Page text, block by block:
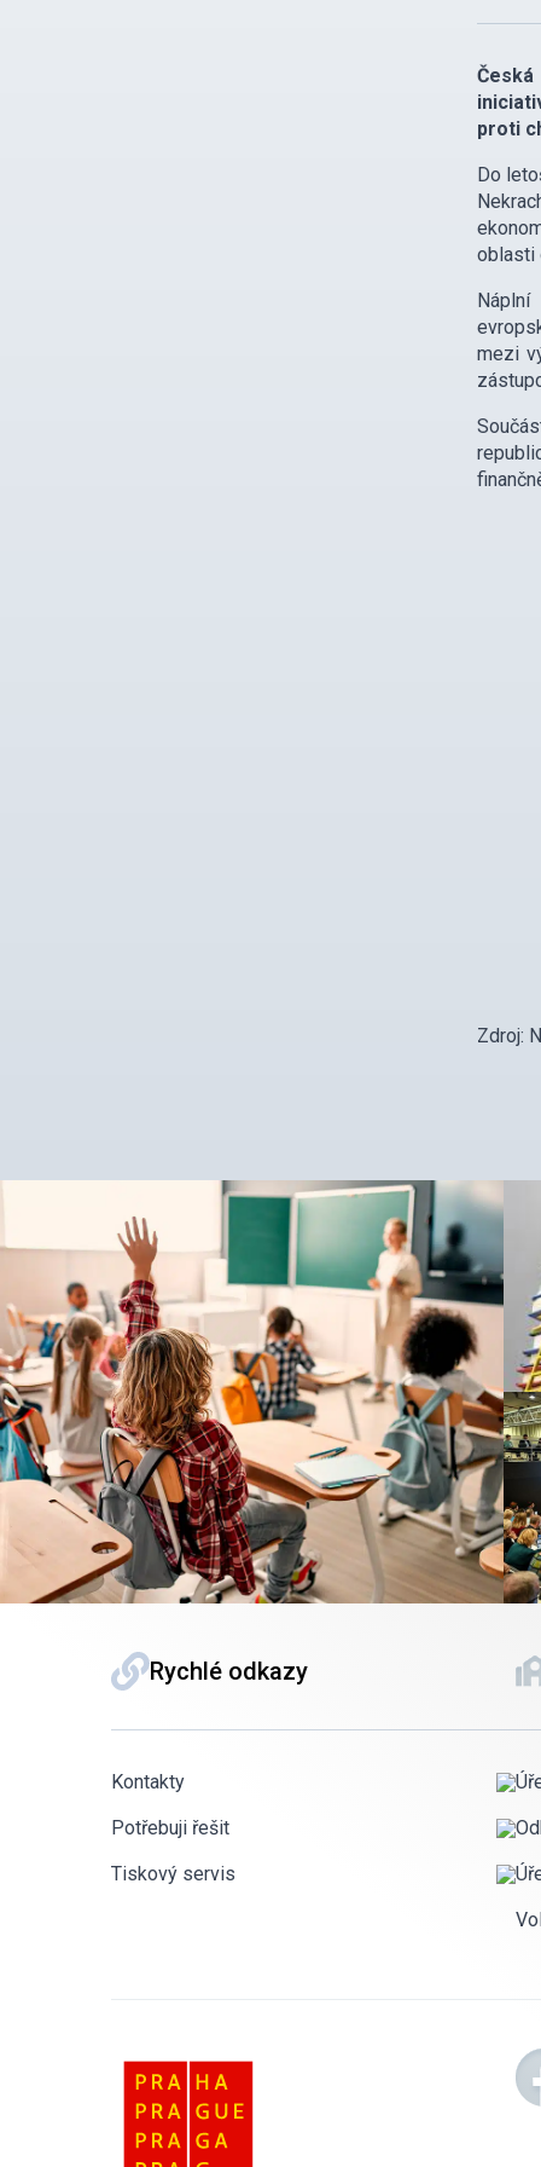
proti
Do
oblasti
mezi
Zdroj:
Rychlé odkazy
Kontakty
Potřebuji řešit
Tiskový servis